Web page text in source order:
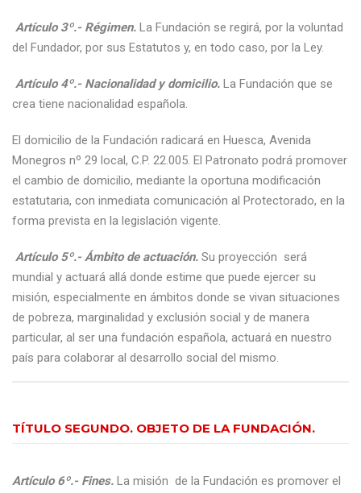
Artículo 3º.- Régimen. La Fundación se regirá, por la voluntad
del Fundador, por sus Estatutos y, en todo caso, por la Ley.
Artículo 4º.- Nacionalidad y domicilio. La Fundación que se
crea tiene nacionalidad española.
El domicilio de la Fundación radicará en Huesca, Avenida
Monegros nº 29 local, C.P. 22.005. El Patronato podrá promover
el cambio de domicilio, mediante la oportuna modificación
estatutaria, con inmediata comunicación al Protectorado, en la
forma prevista en la legislación vigente.
Artículo 5º.- Ámbito de actuación. Su proyección será
mundial y actuará allá donde estime que puede ejercer su
misión, especialmente en ámbitos donde se vivan situaciones
de pobreza, marginalidad y exclusión social y de manera
particular, al ser una fundación española, actuará en nuestro
país para colaborar al desarrollo social del mismo.
TÍTULO SEGUNDO. OBJETO DE LA FUNDACIÓN.
Artículo 6º.- Fines. La misión de la Fundación es promover el